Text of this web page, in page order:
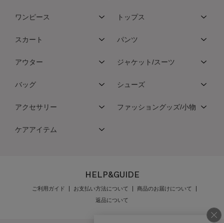
ワンピース トップス
スカート パンツ
アウター ジャケット/スーツ
バッグ シューズ
アクセサリー ファッショングッズ/小物
ケアアイテム
HELP&GUIDE
ご利用ガイド お支払い方法について
商品のお届けについて
返品について